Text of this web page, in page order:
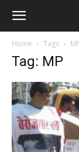
Home Tags MP
Tag: MP